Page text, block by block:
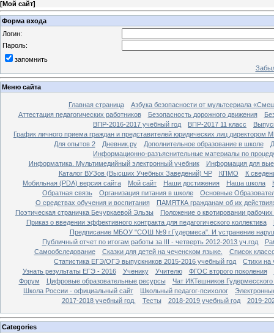
[Мой сайт]
Форма входа
Логин:
Пароль:
запомнить
Меню сайта
Главная страница
Азбука безопасности от мультсериала
Аттестация педагогических работников
Безопасность дорожного движения
ВПР-2016-2017 учебный год
ВПР-2017 11 класс
График личного приема граждан и представителей юридических лиц
Для опытов 2
Дневник.ру Дополнительное образование в школе
Информационно-разъяснительные материалы по
Информатика. Мультимедийный электронный учебник
Информация для
Каталог ВУЗов (Высших Учебных Заведений) ЧР
КПМО
К
Мобильная (PDA) версия сайта
Мой сайт Наши достижения Наша школа
Обратная связь
Организация питания в школе
Основные
О средствах обучения и воспитания
ПАМЯТКА гражданам об их
Поэтическая страничка Бечуркаевой Эльзы
Положение о квотировании
Приказ о введении эффективного контракта для педагогического коллектива
Предписание МБОУ "СОШ №9 г.Гудермеса". И устранение
Публичный отчет по итогам работы за III - четверть 2012-2013 уч.год
Самообследование
Сказки для детей на чеченском языке.
Список
Статистика ЕГЭ/ОГЭ выпускников 2015-2016 учебный год
Стихи на
Узнать результаты ЕГЭ - 2016
Ученику Учителю ФГОС второго поколения
Форум
Цифровые образовательные ресурсы
Чат ИКТешников Гудермесского
Школа России - официальный сайт
Школьный педагог-психолог
2017-2018 учебный год.
Тесты 2018-2019 учебный год 2019-
Categories